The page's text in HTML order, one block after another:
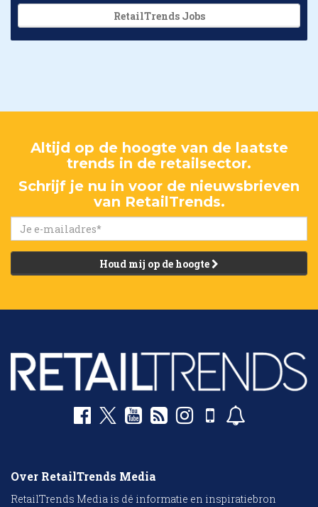
RetailTrends Jobs
Altijd op de hoogte van de laatste
trends in de retailsector.
Schrijf je nu in voor de nieuwsbrieven
van RetailTrends.
Houd mij op de hoogte
Over RetailTrends Media
RetailTrends Media is dé informatie en inspiratiebron